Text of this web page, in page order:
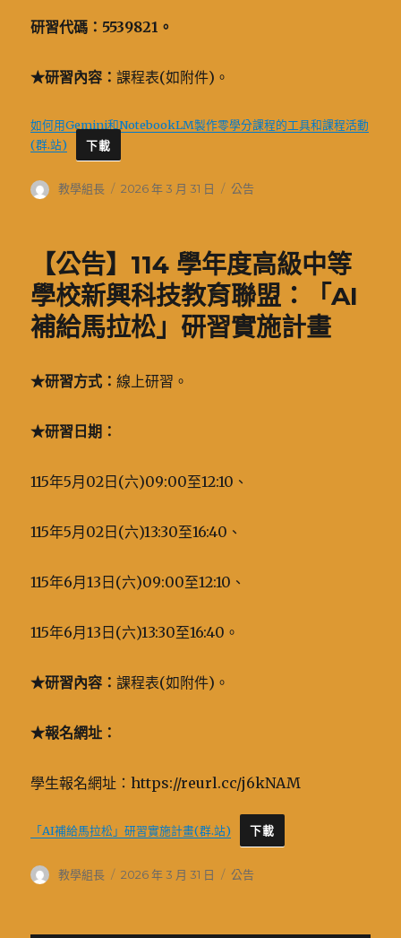
研習代碼：5539821。
★研習內容：課程表(如附件)。
如何用Gemini和NotebookLM製作零學分課程的工具和課程活動
(群.站)
下載
作
教學組長
發
2026 年 3 月 31 日
分
公告
【公告】114 學年度高級中等
學校新興科技教育聯盟：「AI
補給馬拉松」研習實施計畫
★研習方式：線上研習。
★研習日期：
115年5月02日(六)09:00至12:10、
115年5月02日(六)13:30至16:40、
115年6月13日(六)09:00至12:10、
115年6月13日(六)13:30至16:40。
★研習內容：課程表(如附件)。
★報名網址：
學生報名網址：https://reurl.cc/j6kNAM
「AI補給馬拉松」研習實施計畫(群.站) 下載
作
教學組長
發
2026 年 3 月 31 日
分
公告